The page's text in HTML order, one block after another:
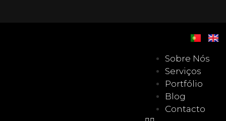
Sobre Nós
Serviços
Portfólio
Blog
Contacto